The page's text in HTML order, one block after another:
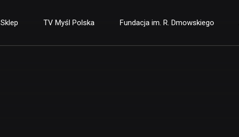
Sklep TV Myśl Polska Fundacja im. R. Dmowskiego